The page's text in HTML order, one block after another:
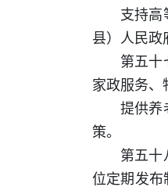
支持高
县）人民政
第五十
家政服务、
提供养
策。
第五十
位定期发